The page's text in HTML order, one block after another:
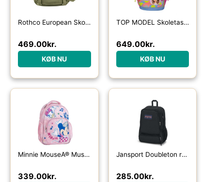
Rothco European Skoletaske Oliven – One Size
469.00kr.
KØB NU
TOP MODEL Skoletaske Flash
649.00kr.
KØB NU
Minnie MouseÂ® Musik Skoletaske
339.00kr.
Jansport Doubleton rygsæk 29 L-black – Skoletasker / -rygsække
285.00kr.